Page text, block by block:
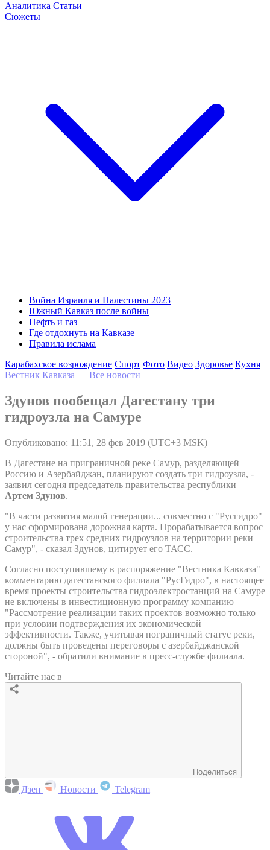
Аналитика Статьи
Сюжеты
Война Израиля и Палестины 2023
Южный Кавказ после войны
Нефть и газ
Где отдохнуть на Кавказе
Правила ислама
Карабахское возрождение Спорт Фото Видео Здоровье Кухня
Вестник Кавказа — Все новости
Здунов пообещал Дагестану три
гидроузла на Самуре
Опубликовано: 11:51, 28 фев 2019 (UTC+3 MSK)
В Дагестане на приграничной реке Самур, разделяющей
Россию и Азербайджан, планируют создать три гидроузла, -
заявил сегодня председатель правительства республики
Артем Здунов.
"В части развития малой генерации... совместно с "Русгидро"
у нас сформирована дорожная карта. Прорабатывается вопрос
строительства трех средних гидроузлов на территории реки
Самур", - сказал Здунов, цитирует его ТАСС.
Согласно поступившему в распоряжение "Вестника Кавказа"
комментарию дагестанского филиала "РусГидро", в настоящее
время проекты строительства гидроэлектростанций на Самуре
не включены в инвестиционную программу компанию
"Рассмотрение реализации таких проектов возможно только
при условии подтверждения их экономической
эффективности. Также, учитывая пограничный статус реки,
должны быть проведены переговоры с азербайджанской
стороной", - обратили внимание в пресс-службе филиала.
Читайте нас в
Поделиться
Дзен Новости Telegram